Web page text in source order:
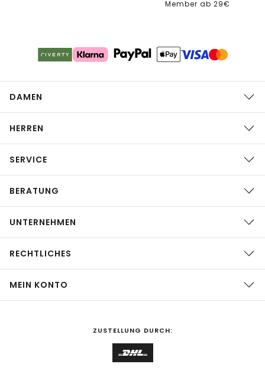
Member ab 29€
DAMEN
HERREN
SERVICE
BERATUNG
UNTERNEHMEN
RECHTLICHES
MEIN KONTO
ZUSTELLUNG DURCH: